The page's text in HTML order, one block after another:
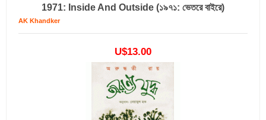
1971: Inside And Outside (১৯৭১: ভেতরে বাইরে)
AK Khandker
U$13.00